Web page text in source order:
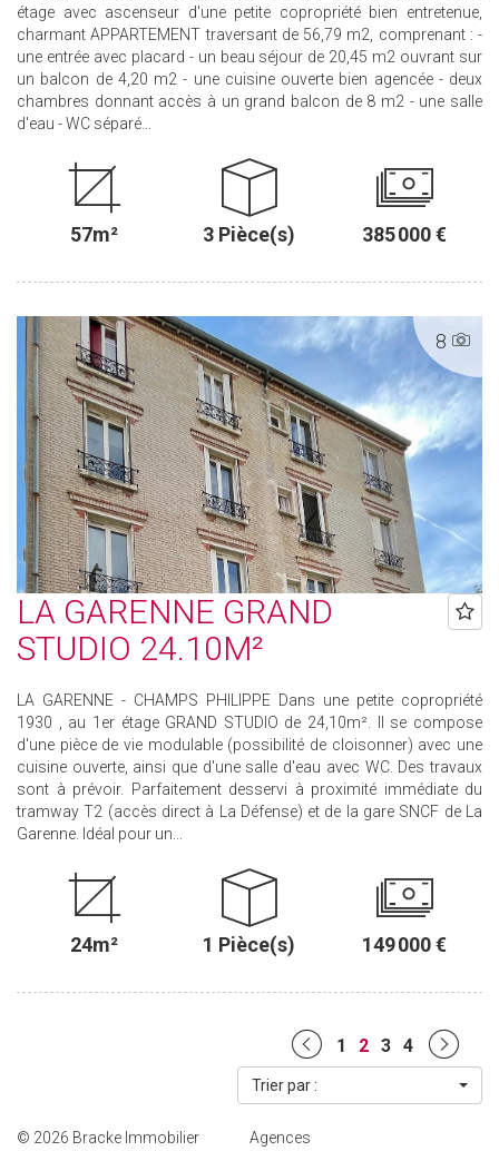
étage avec ascenseur d'une petite copropriété bien entretenue,
charmant APPARTEMENT traversant de 56,79 m2, comprenant : -
une entrée avec placard - un beau séjour de 20,45 m2 ouvrant sur
un balcon de 4,20 m2 - une cuisine ouverte bien agencée - deux
chambres donnant accès à un grand balcon de 8 m2 - une salle
d'eau - WC séparé...
57m² 3 Pièce(s) 385 000 €
8
LA GARENNE GRAND
STUDIO 24.10M²
LA GARENNE - CHAMPS PHILIPPE Dans une petite copropriété
1930 , au 1er étage GRAND STUDIO de 24,10m². Il se compose
d'une pièce de vie modulable (possibilité de cloisonner) avec une
cuisine ouverte, ainsi que d'une salle d'eau avec WC. Des travaux
sont à prévoir. Parfaitement desservi à proximité immédiate du
tramway T2 (accès direct à La Défense) et de la gare SNCF de La
Garenne. Idéal pour un...
24m² 1 Pièce(s) 149 000 €
1 2 3 4
Trier par :
© 2026 Bracke Immobilier
Agences